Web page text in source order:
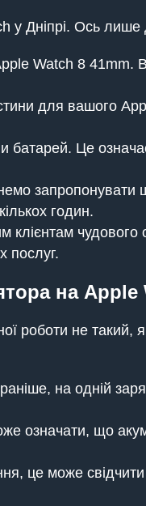
у Дніпрі. Ось лише
Watch 8 41mm.
для вашого
батарей. Це
запропонувати
годин.
послуг.
на Apple
роботи не такий,
на одній
означати, що
це може